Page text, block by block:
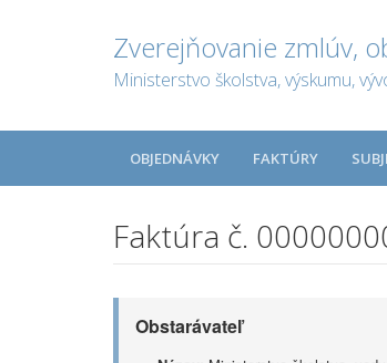
Zverejňovanie zmlúv,
Ministerstvo školstva, výskumu,
OBJEDNÁVKY FAKTÚRY
Faktúra č.
Obstarávateľ